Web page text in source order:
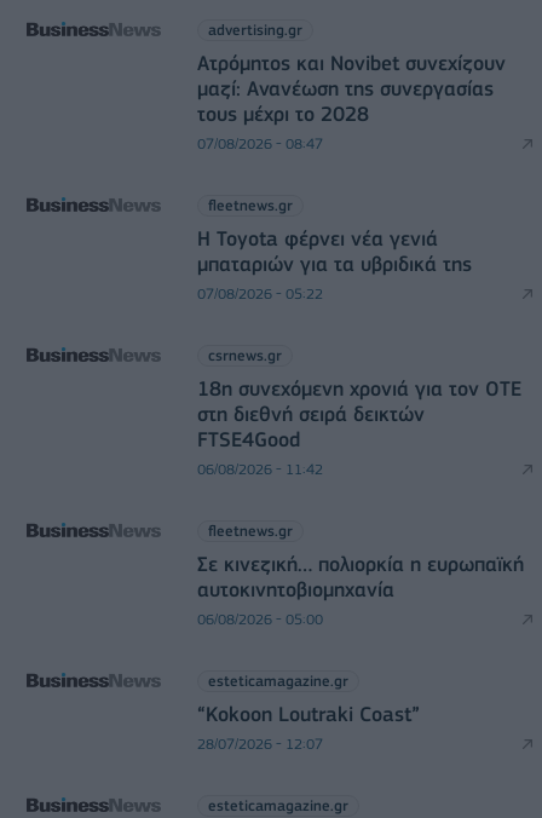
advertising.gr
Ατρόμητος και Novibet συνεχίζουν
μαζί: Ανανέωση της συνεργασίας
τους μέχρι το 2028
07/08/2026 - 08:47
fleetnews.gr
Η Toyota φέρνει νέα γενιά
μπαταριών για τα υβριδικά της
07/08/2026 - 05:22
csrnews.gr
18η συνεχόμενη χρονιά για τον ΟΤΕ
στη διεθνή σειρά δεικτών
FTSE4Good
06/08/2026 - 11:42
fleetnews.gr
Σε κινεζική… πολιορκία η ευρωπαϊκή
αυτοκινητοβιομηχανία
06/08/2026 - 05:00
esteticamagazine.gr
“Kokoon Loutraki Coast”
28/07/2026 - 12:07
esteticamagazine.gr